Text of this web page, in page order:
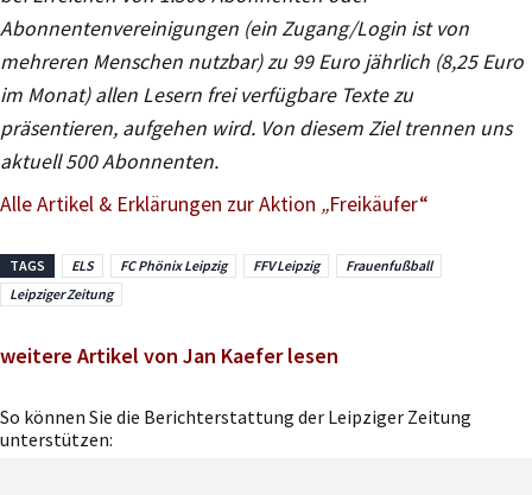
Abonnentenvereinigungen (ein Zugang/Login ist von
mehreren Menschen nutzbar) zu 99 Euro jährlich (8,25 Euro
im Monat) allen Lesern frei verfügbare Texte zu
präsentieren, aufgehen wird. Von diesem Ziel trennen uns
aktuell 500 Abonnenten.
Alle Artikel & Erklärungen zur Aktion „Freikäufer“
TAGS ELS FC Phönix Leipzig FFV Leipzig
Frauenfußball
Leipziger Zeitung
weitere Artikel von Jan Kaefer lesen
So können Sie die Berichterstattung der Leipziger Zeitung
unterstützen: